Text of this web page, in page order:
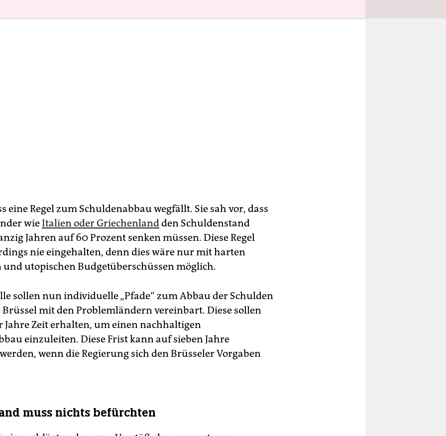
eine Regel zum Schuldenabbau wegfällt. Sie sah vor, dass
wieItalien oder Griechenlandden Schuldenstand
Jahren auf 60 Prozent senken müssen. Diese Regel
nie eingehalten, denn dies wäre nur mit harten
utopischen Budgetüberschüssen möglich.
sollen nun individuelle „Pfade“ zum Abbau der Schulden
mit den Problemländern vereinbart. Diese sollen
Zeit erhalten, um einen nachhaltigen
einzuleiten. Diese Frist kann auf sieben Jahre
wenn die Regierung sich den Brüsseler Vorgaben
muss nichts befürchten